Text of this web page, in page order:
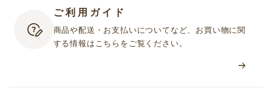
ご利用ガイド
商品や配送・お支払いについてなど、お買い物に関
する情報はこちらをご覧ください。